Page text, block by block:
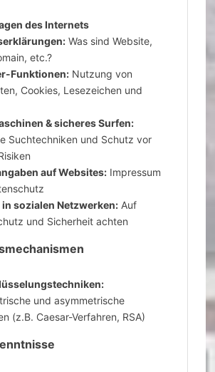
des Internets
Was sind Website,
etc.?
Funktionen: Nutzung von
Cookies, Lesezeichen und
& sicheres Surfen:
Suchtechniken und Schutz vor
auf Websites: Impressum
in sozialen Netzwerken: Auf
und Sicherheit achten
und asymmetrische
(z.B. Caesar-Verfahren, RSA)